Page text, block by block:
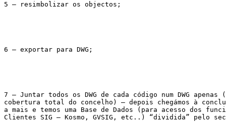
5 – resimbolizar os objectos;
6 – exportar para DWG;
7 – Juntar todos os DWG de cada código num DWG
cobertura total do concelho) – depois chegámos à
a mais e temos uma Base de Dados (para acesso dos
Clientes SIG – Kosmo, GVSIG, etc..) “dividida” pelo